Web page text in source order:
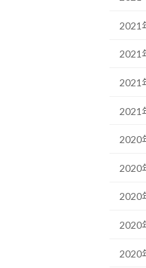
2021
2021
2021
2021
2020
2020
2020
2020
2020